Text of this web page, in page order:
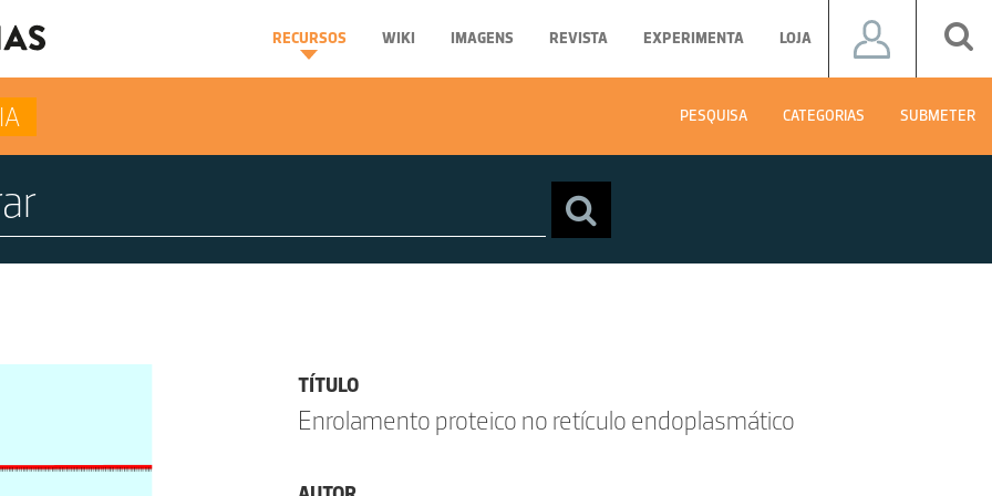
RECURSOS WIKI IMAGENS REVISTA EXPERIMENTA LOJA
PESQUISA CATEGORIAS SUBMETER
TÍTULO
Enrolamento proteico no retículo endoplasmático